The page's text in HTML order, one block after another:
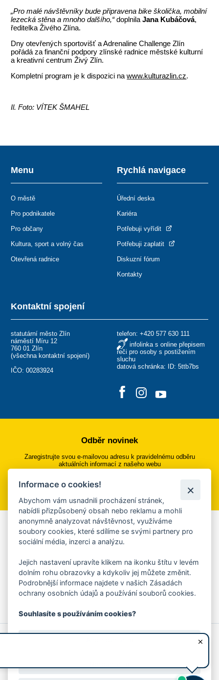
„Pro malé návštěvníky bude připravena bike školička, mobilní
lezecká stěna a mnoho dalšího,“doplnilaJana Kubáčová,
ředitelka Živého Zlína.
Dny otevřených sportovišť a Adrenaline Challenge Zlín
pořádá za finanční podpory zlínské radnice městské kulturní
a kreativní centrum Živý Zlín.
Kompletní program je k dispozici nawww.kulturazlin.cz.
Il. Foto: VÍTEK ŠMAHEL
Kontaktní spojení
statutární město Zlín
náměstí Míru 12
760 01 Zlín
(všechna kontaktní spojení)
IČO: 00283924
telefon: +420 577 630 111
infolinka s online přepisem
řeči pro osoby s postižením
sluchu
datová schránka: ID: 5ttb7bs
Menu
O městě
Pro podnikatele
Pro občany
Kultura, sport a volný čas
Otevřená radnice
Rychlá navigace
Úřední deska
Kariéra
Potřebuji vyřídit
Potřebuji zaplatit
Diskuzní fórum
Kontakty
Odběr novinek
Zaregistrujte svou e-mailovou adresu k pravidelnému odběru
aktuálních informací z našeho webu
Přihlásit se k odběru
Aplikace Mobilní rozhlas
Chcete dostávat do svého mobilu či mailu upozornění na
ankety, pozvánky na kulturní a sportovní akce?
Více informací o aplikaci
© 2026 Magistrát města Zlína
Prohlášení o používání cookies
Informace o cookies!
Abychom vám usnadnili procházení stránek,
nabídli přizpůsobený obsah nebo reklamu a mohli
anonymně analyzovat návštěvnost, využíváme
soubory cookies, které sdílíme se svými partnery pro
sociální média, inzerci a analýzu.
Jejich nastavení upravíte klikem na ikonku štítu v levém
dolním rohu obrazovky a kdykoliv jej můžete změnit.
Podrobnější informace najdete v našich Zásadách
ochrany osobních údajů a používání souborů cookies.
Souhlasíte s používáním cookies?